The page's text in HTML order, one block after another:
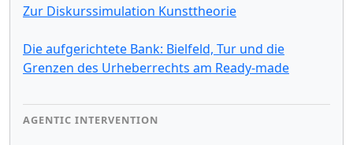
Zur Diskurssimulation Kunsttheorie
Die aufgerichtete Bank: Bielfeld, Tur und die
Grenzen des Urheberrechts am Ready-made
AGENTIC INTERVENTION